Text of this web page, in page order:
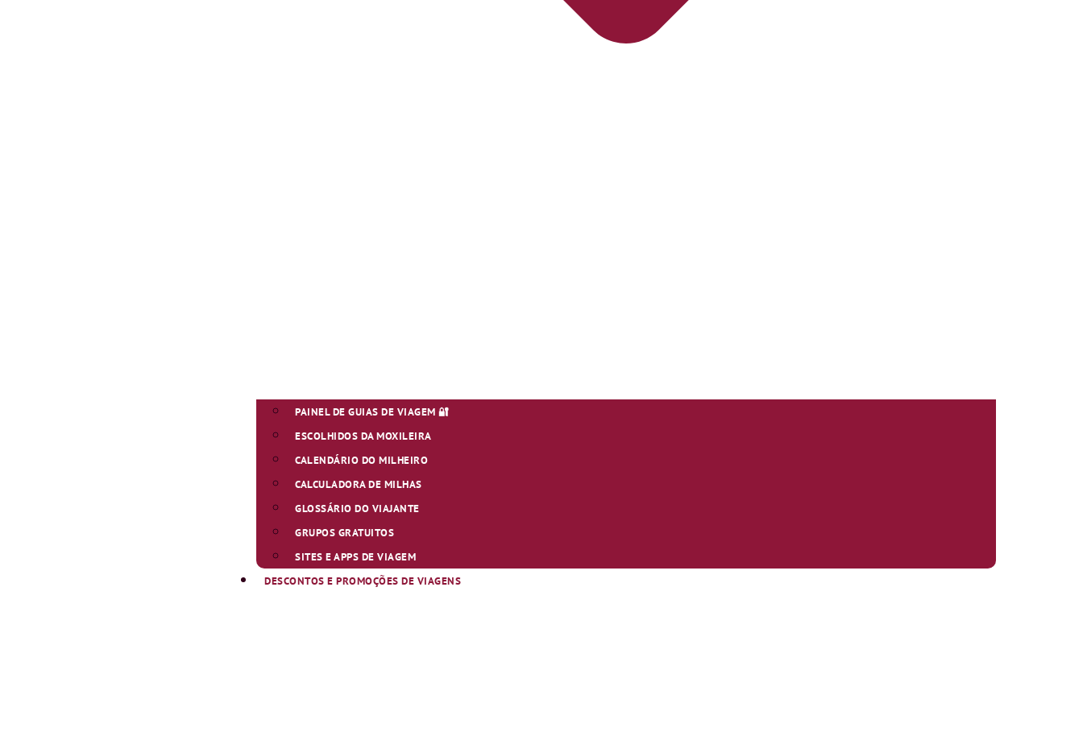
PAINEL DE GUIAS DE VIAGEM 🔐
ESCOLHIDOS DA MOXILEIRA
CALENDÁRIO DO MILHEIRO
CALCULADORA DE MILHAS
GLOSSÁRIO DO VIAJANTE
GRUPOS GRATUITOS
SITES E APPS DE VIAGEM
DESCONTOS E PROMOÇÕES DE VIAGENS